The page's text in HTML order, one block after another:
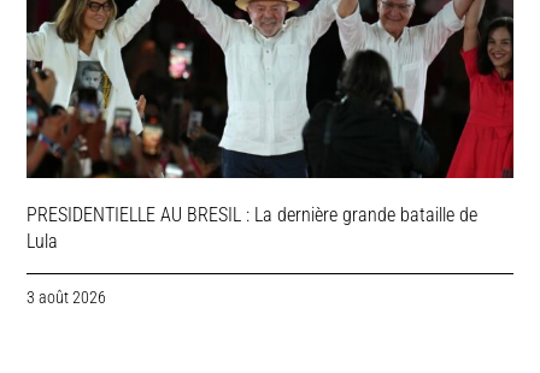
PRESIDENTIELLE AU BRESIL : La dernière grande bataille de
Lula
3 août 2026